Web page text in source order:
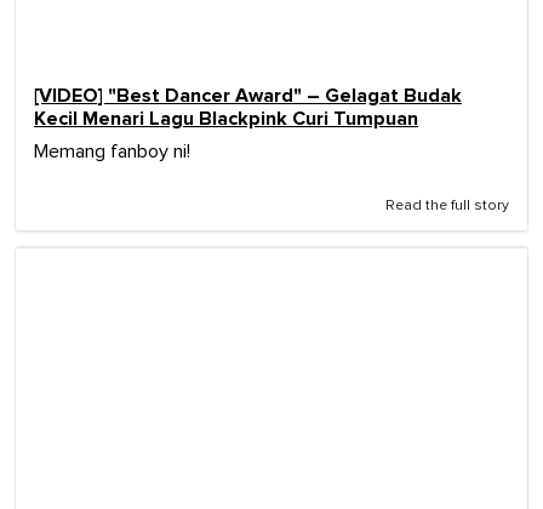
[VIDEO] "Best Dancer Award" – Gelagat Budak
Kecil Menari Lagu Blackpink Curi Tumpuan
Memang fanboy ni!
Read the full story